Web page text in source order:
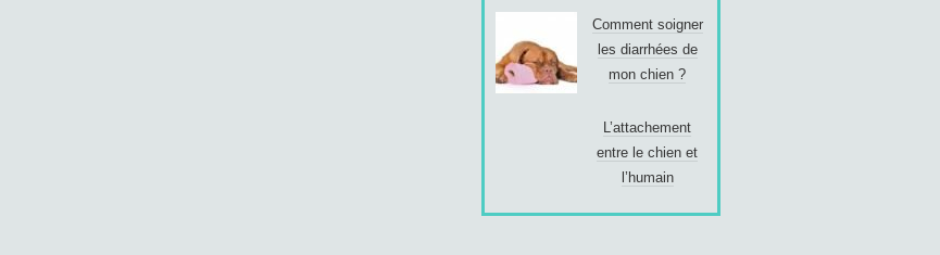
Comment soigner
les diarrhées de
mon chien ?
L’attachement
entre le chien et
l’humain